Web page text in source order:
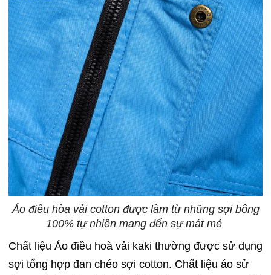
Áo điều hòa vải cotton được làm từ những sợi bông
100% tự nhiên mang đến sự mát mẻ
Chất liệu Áo điều hoà vải kaki thường được sử dụng
sợi tổng hợp đan chéo sợi cotton. Chất liệu áo sử